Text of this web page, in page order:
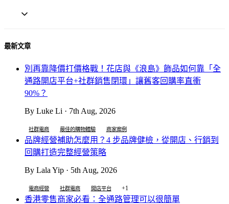
最新文章
別再靠降價打價格戰！花店與《浪島》飾品如何靠「全
通路開店平台+社群銷售閉環」讓舊客回購率直衝
90%？
By Luke Li · 7th Aug, 2026
社群電商 最佳的購物體驗 商家案例
品牌經營補助怎麼用？4 步品牌健檢，從開店、行銷到
回購打造完整經營策略
By Lala Yip · 5th Aug, 2026
電商經營 社群電商 開店平台 +1
香港零售商家必看：全通路管理可以很簡單